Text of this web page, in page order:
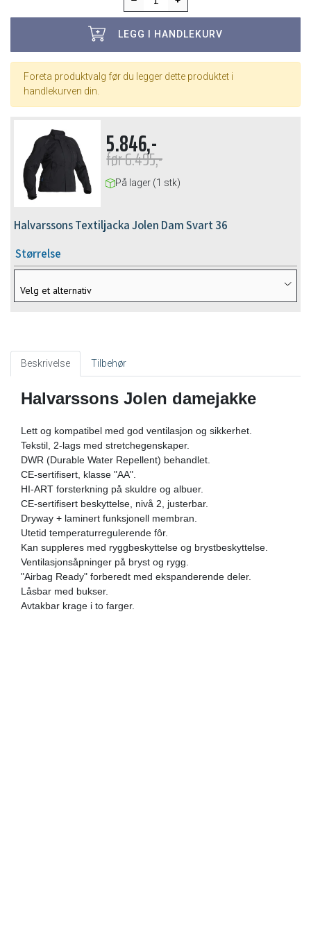
LEGG I HANDLEKURV
Foreta produktvalg før du legger dette produktet i
handlekurven din.
5.846,-
før6.495,-
På lager (1 stk)
Halvarssons Textiljacka Jolen Dam Svart 36
Størrelse
Beskrivelse Tilbehør
Halvarssons Jolen damejakke
Lett og kompatibel med god ventilasjon og sikkerhet.
Tekstil, 2-lags med stretchegenskaper.
DWR (Durable Water Repellent) behandlet.
CE-sertifisert, klasse "AA".
HI-ART forsterkning på skuldre og albuer.
CE-sertifisert beskyttelse, nivå 2, justerbar.
Dryway + laminert funksjonell membran.
Utetid temperaturregulerende fôr.
Kan suppleres med ryggbeskyttelse og brystbeskyttelse.
Ventilasjonsåpninger på bryst og rygg.
"Airbag Ready" forberedt med ekspanderende deler.
Låsbar med bukser.
Avtakbar krage i to farger.